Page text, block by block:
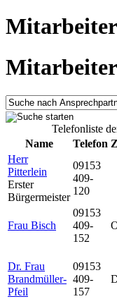
Telefonliste
Name
Telefon
Herr
Pitterlein
Erster
Bürgermeister
09153
409-
120
Frau Bisch
09153
409-
152
Dr. Frau
Brandmüller-
Pfeil
09153
409-
157